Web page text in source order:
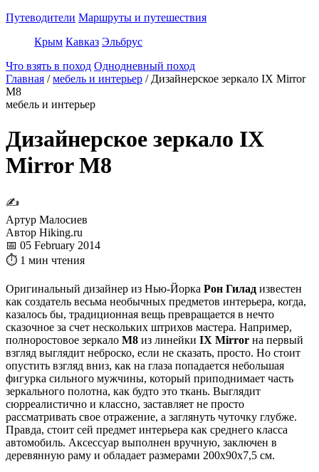
Путеводители Маршруты и путешествия
Крым Кавказ Эльбрус
Что взять в поход Однодневный поход
Главная / мебель и интерьер / Дизайнерское зеркало IX Mirror
M8
мебель и интерьер
Дизайнерское зеркало IX
Mirror M8
✍
Артур Малосиев
Автор Hiking.ru
📅 05 February 2014
⏱ 1 мин чтения
Оригинальный дизайнер из Нью-Йорка Рон Гилад известен
как создатель весьма необычных предметов интерьера, когда,
казалось бы, традиционная вещь превращается в нечто
сказочное за счет нескольких штрихов мастера. Например,
полноростовое зеркало M8 из линейки IX Mirror на первый
взгляд выглядит неброско, если не сказать, просто. Но стоит
опустить взгляд вниз, как на глаза попадается небольшая
фигурка сильного мужчины, который приподнимает часть
зеркального полотна, как будто это ткань. Выглядит
сюрреалистично и классно, заставляет не просто
рассматривать свое отражение, а заглянуть чуточку глубже.
Правда, стоит сей предмет интерьера как среднего класса
автомобиль. Аксессуар выполнен вручную, заключен в
деревянную раму и обладает размерами 200х90х7,5 см.